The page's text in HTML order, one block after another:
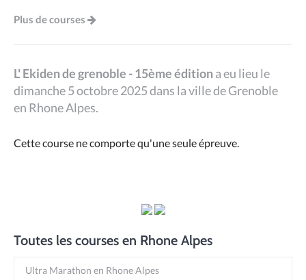
Plus de courses
L' Ekiden de grenoble - 15ème éditiona eu lieu le
dimanche 5 octobre 2025 dans la ville de Grenoble
en Rhone Alpes.
Cette course ne comporte qu'une seule épreuve.
Toutes les courses en Rhone Alpes
Ultra Marathon en Rhone Alpes